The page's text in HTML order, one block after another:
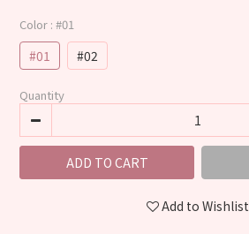
Color : #01
#01 #02
Quantity
ADD TO CART
Add to Wishlist